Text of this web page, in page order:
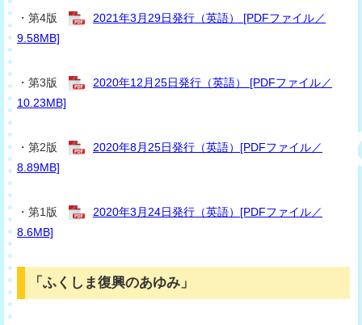
・第4版
2021年3月29日発行（英語） [PDFファイル／
9.58MB]
・第3版
2020年12月25日発行（英語） [PDFファイル／
10.23MB]
・第2版
2020年8月25日発行（英語）[PDFファイル／
8.89MB]
・第1版
2020年3月24日発行（英語）[PDFファイル／
8.6MB]
「ふくしま復興のあゆみ」